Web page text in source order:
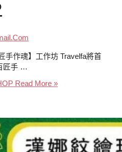
手作魂】工作坊 Travelfa將首
匠手 …
Read More »